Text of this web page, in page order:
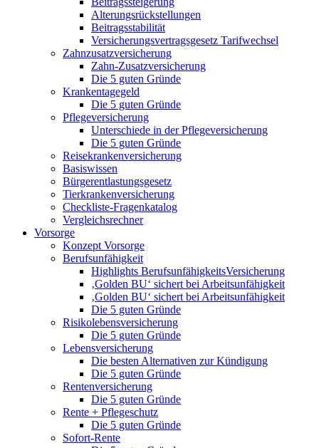
Alterungsrückstellungen
Beitragsstabilität
Versicherungsvertragsgesetz Tarifwechsel
Zahnzusatzversicherung
Zahn-Zusatzversicherung
Die 5 guten Gründe
Krankentagegeld
Die 5 guten Gründe
Pflegeversicherung
Unterschiede in der Pflegeversicherung
Die 5 guten Gründe
Reisekrankenversicherung
Basiswissen
Bürgerentlastungsgesetz
Tierkrankenversicherung
Checkliste-Fragenkatalog
Vergleichsrechner
Vorsorge
Konzept Vorsorge
Berufsunfähigkeit
Highlights BerufsunfähigkeitsVersicherung
‚Golden BU‘ sichert bei Arbeitsunfähigkeit
‚Golden BU‘ sichert bei Arbeitsunfähigkeit
Die 5 guten Gründe
Risikolebensversicherung
Die 5 guten Gründe
Lebensversicherung
Die besten Alternativen zur Kündigung
Die 5 guten Gründe
Rentenversicherung
Die 5 guten Gründe
Rente + Pflegeschutz
Die 5 guten Gründe
Sofort-Rente